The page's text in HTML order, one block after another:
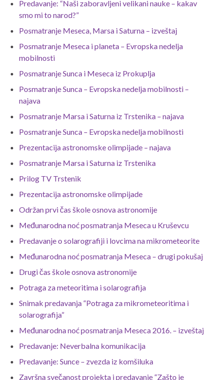
Predavanje: “Naši zaboravljeni velikani nauke – kakav
smo mi to narod?”
Posmatranje Meseca, Marsa i Saturna – izveštaj
Posmatranje Meseca i planeta – Evropska nedelja
mobilnosti
Posmatranje Sunca i Meseca iz Prokuplja
Posmatranje Sunca – Evropska nedelja mobilnosti –
najava
Posmatranje Marsa i Saturna iz Trstenika – najava
Posmatranje Sunca – Evropska nedelja mobilnosti
Prezentacija astronomske olimpijade – najava
Posmatranje Marsa i Saturna iz Trstenika
Prilog TV Trstenik
Prezentacija astronomske olimpijade
Održan prvi čas škole osnova astronomije
Međunarodna noć posmatranja Meseca u Kruševcu
Predavanje o solarografiji i lovcima na mikrometeorite
Međunarodna noć posmatranja Meseca – drugi pokušaj
Drugi čas škole osnova astronomije
Potraga za meteoritima i solarografija
Snimak predavanja “Potraga za mikrometeoritima i
solarografija”
Međunarodna noć posmatranja Meseca 2016. – izveštaj
Predavanje: Neverbalna komunikacija
Predavanje: Sunce – zvezda iz komšiluka
Završna svečanost projekta i predavanje “Zašto je